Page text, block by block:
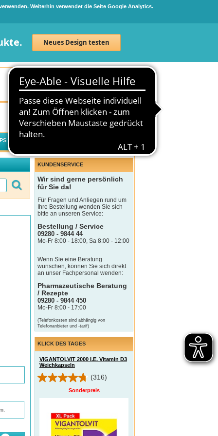
Weiterhin verwendet die Seite Google Analytics.
Neues Design testen
Neuanmeldung Anmelden
0 Artikel 0,00 €
KUNDENSERVICE
Wir sind gerne persönlich
für Sie da!
Für Fragen und Anliegen rund um
Ihre Bestellung wenden Sie sich
bitte an unseren Service:
Bestellung / Service
09280 - 9844 44
Mo-Fr 8:00 - 18:00, Sa 8:00 - 12:00
Wenn Sie eine Beratung
wünschen, können Sie sich direkt
an unser Fachpersonal wenden:
Pharmazeutische Beratung
/ Rezepte
09280 - 9844 450
Mo-Fr 8:00 - 17:00
(Telefonkosten sind abhängig von
Telefonanbieter und -tarif)
KLICK DES TAGES
VIGANTOLVIT 2000 I.E. Vitamin D3
Weichkapseln
(316)
Sonderpreis